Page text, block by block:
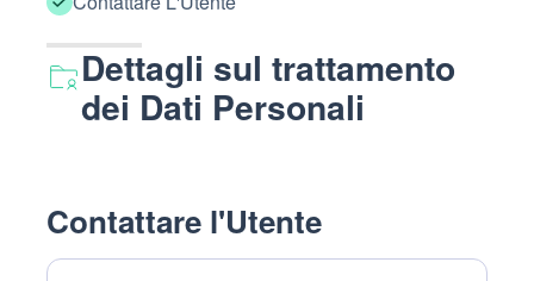
Dettagli sul trattamento
dei Dati Personali
Contattare l'Utente